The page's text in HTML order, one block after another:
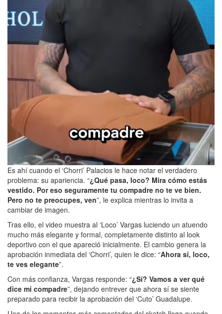
Es ahí cuando el ‘Chorri’ Palacios le hace notar el verdadero
problema: su apariencia. “¿Qué pasa, loco? Mira cómo estás
vestido. Por eso seguramente tu compadre no te ve bien.
Pero no te preocupes, ven”, le explica mientras lo invita a
cambiar de imagen.
Tras ello, el video muestra al ‘Loco’ Vargas luciendo un atuendo
mucho más elegante y formal, completamente distinto al look
deportivo con el que apareció inicialmente. El cambio genera la
aprobación inmediata del ‘Chorri’, quien le dice: “Ahora sí, loco,
te ves elegante”.
Con más confianza, Vargas responde: “¿Sí? Vamos a ver qué
dice mi compadre”, dejando entrever que ahora sí se siente
preparado para recibir la aprobación del ‘Cuto’ Guadalupe.